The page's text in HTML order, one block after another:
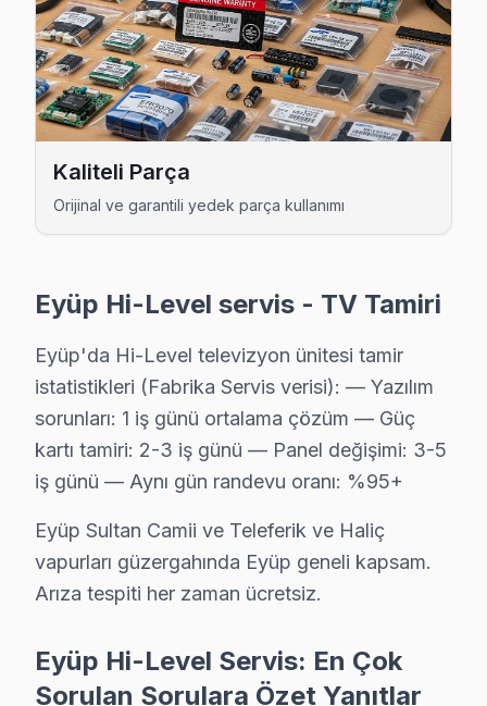
Kemerburgaz Hi-Level Servis
Kemerburgaz'de Hi-Level TV ses ama görüntü yok
Kemerburgaz Hi-Level Açılmıyor Arıza →
Mimarsinan Hi-Level Servis
Mimarsinan'de Hi-Level TV güç kartı kondansatör şişmesi
Mimarsinan Hi-Level Açılmıyor Arıza →
Hi-Level Servis Merkezi →
Nişancı Hi-Level Servis
Nişancı sakinleri Hi-Level TV arızaları için sık bizi tercih
Eyüp Hi-Level Servis →
Odayeri Hi-Level Servis
Odayeri Hi-Level Anakart Tamiri →
Pirinççi Hi-Level Servis
Eyüp Hi-Level Servis →
Rami Cuma Hi-Level Servis
Kaliteli Parça
Orijinal ve garantili yedek parça kullanımı
Eyüp Hi-Level servis - TV Tamiri
Eyüp'da Hi-Level televizyon ünitesi tamir
istatistikleri (Fabrika Servis verisi): — Yazılım
sorunları: 1 iş günü ortalama çözüm — Güç
kartı tamiri: 2-3 iş günü — Panel değişimi: 3-5
iş günü — Aynı gün randevu oranı: %95+
Eyüp Sultan Camii ve Teleferik ve Haliç
vapurları güzergahında Eyüp geneli kapsam.
Arıza tespiti her zaman ücretsiz.
Eyüp Hi-Level Servis: En Çok
Sorulan Sorulara Özet Yanıtlar